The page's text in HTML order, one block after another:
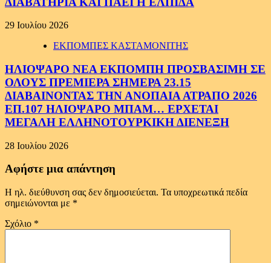
29 Ιουλίου 2026
ΕΚΠΟΜΠΕΣ ΚΑΣΤΑΜΟΝΙΤΗΣ
ΗΛΙΟΨΑΡΟ ΝΕΑ ΕΚΠΟΜΠΗ ΠΡΟΣΒΑΣΙΜΗ ΣΕ
ΟΛΟΥΣ ΠΡΕΜΙΕΡΑ ΣΗΜΕΡΑ 23.15
ΔΙΑΒΑΙΝΟΝΤΑΣ ΤΗΝ ΑΝΟΠΑΙΑ ΑΤΡΑΠΟ 2026
ΕΠ.107 ΗΛΙΟΨΑΡΟ ΜΠΑΜ… ΕΡΧΕΤΑΙ
ΜΕΓΑΛΗ ΕΛΛΗΝΟΤΟΥΡΚΙΚΗ ΔΙΕΝΕΞΗ
28 Ιουλίου 2026
Αφήστε μια απάντηση
Η ηλ. διεύθυνση σας δεν δημοσιεύεται. Τα υποχρεωτικά πεδία
σημειώνονται με *
Σχόλιο *